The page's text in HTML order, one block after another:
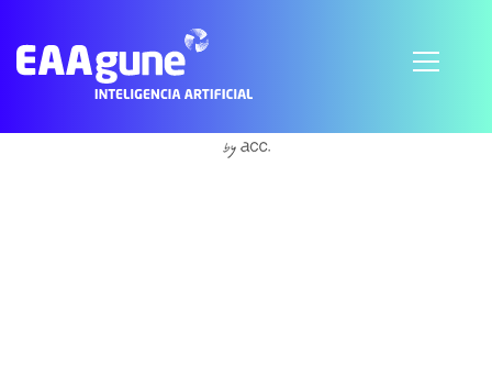
© 2021 EAAgune.Aviso legal Política de privacidad